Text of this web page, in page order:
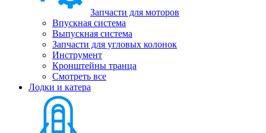
Запчасти для моторов
Впускная система
Выпускная система
Запчасти для угловых колонок
Инструмент
Кронштейны транца
Смотреть все
Лодки и катера